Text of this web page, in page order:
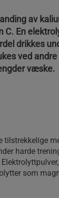
av
C. En
drikkes
ved andre
væske.
tilstrekkelige
harde
som